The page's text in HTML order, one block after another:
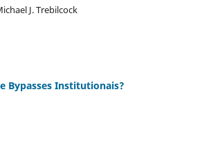
J. Trebilcock
Bypasses Institutionais?